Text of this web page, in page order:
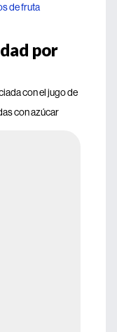
de fruta
por
con el jugo de
con azúcar